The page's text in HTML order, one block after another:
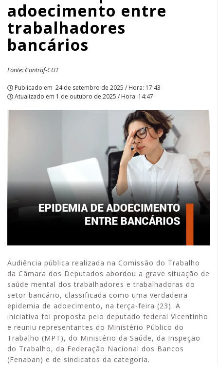
APCEF/SP
adoecimento entre
trabalhadores
bancários
Fonte: Contraf-CUT
Publicado em 24 de setembro de 2025 / Hora: 17:43
Atualizado em 1 de outubro de 2025 / Hora: 14:47
Audiência pública realizada na Comissão do Trabalho
da Câmara dos Deputados abordou a grave situação de
saúde mental dos trabalhadores e trabalhadoras do
setor bancário, classificada como uma verdadeira
epidemia de adoecimento, na terça-feira (23). A
iniciativa foi proposta pelo deputado federal Vicentinho
e reuniu representantes do Ministério Público do
Trabalho (MPT), do Ministério da Saúde, da Inspeção
do Trabalho, da Federação Nacional dos Bancos
(Fenaban) e de sindicatos da categoria.